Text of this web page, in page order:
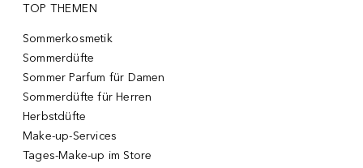
TOP THEMEN
Sommerkosmetik
Sommerdüfte
Sommer Parfum für Damen
Sommerdüfte für Herren
Herbstdüfte
Make-up-Services
Tages-Make-up im Store